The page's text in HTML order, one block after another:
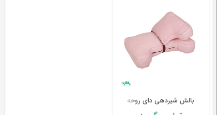
تشخیصی
آموزشی
زیبایی
بالش شیردهی دای روحه